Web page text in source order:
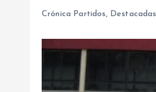
Crónica Partidos, Destacadas